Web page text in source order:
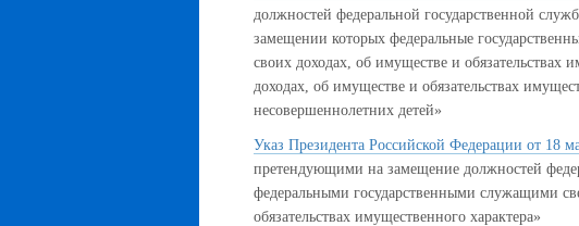
должностей федеральной государственной
замещении которых федеральные
своих доходах, об имуществе и обязательствах
доходах, об имуществе и обязательствах
несовершеннолетних детей»
Указ Президента Российской Федерации от 18
претендующими на замещение должностей
федеральными государственными служащими
обязательствах имущественного характера»